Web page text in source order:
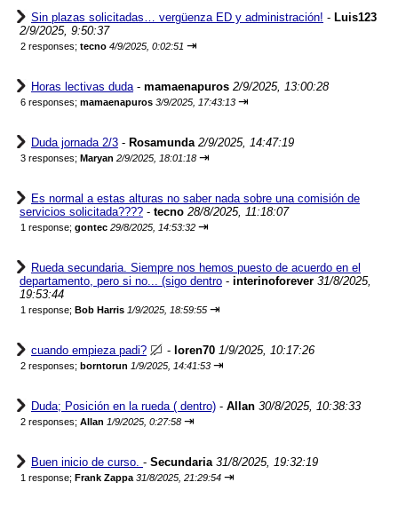
Sin plazas solicitadas… vergüenza ED y administración! - Luis123
2/9/2025, 9:50:37
2 responses; tecno 4/9/2025, 0:02:51 ⇥
Horas lectivas duda- mamaenapuros 2/9/2025, 13:00:28
6 responses; mamaenapuros 3/9/2025, 17:43:13 ⇥
Duda jornada 2/3 - Rosamunda 2/9/2025, 14:47:19
3 responses; Maryan 2/9/2025, 18:01:18 ⇥
Es normal a estas alturas no saber nada sobre una comisión de
servicios solicitada???? - tecno 28/8/2025, 11:18:07
1 response; gontec 29/8/2025, 14:53:32 ⇥
Rueda secundaria. Siempre nos hemos puesto de acuerdo en el
departamento, pero si no... (sigo dentro - interinoforever 31/8/2025,
19:53:44
1 response; Bob Harris 1/9/2025, 18:59:55 ⇥
cuando empieza padi? - loren70 1/9/2025, 10:17:26
2 responses; borntorun 1/9/2025, 14:41:53 ⇥
Duda; Posición en la rueda ( dentro) - Allan 30/8/2025, 10:38:33
2 responses; Allan 1/9/2025, 0:27:58 ⇥
Buen inicio de curso. - Secundaria 31/8/2025, 19:32:19
1 response; Frank Zappa 31/8/2025, 21:29:54 ⇥